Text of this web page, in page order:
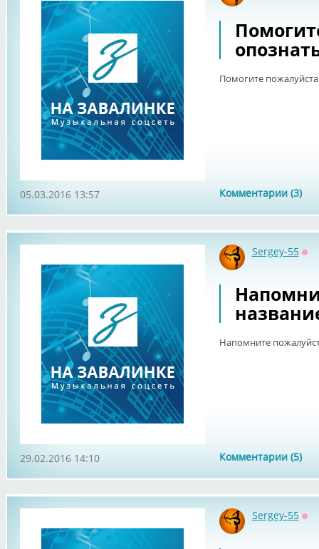
Помогите
Комментарии (3)
05.03.2016 13:57
Sergey-55
Напомните
Комментарии (5)
29.02.2016 14:10
Sergey-55